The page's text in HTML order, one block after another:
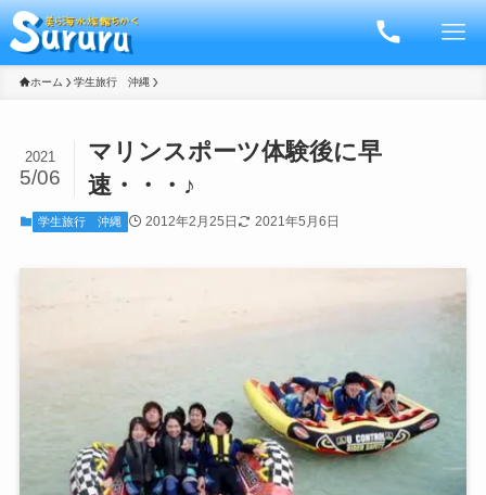
ホーム 学生旅行 沖縄
マリンスポーツ体験後に早
速・・・♪
2021
5/06
学生旅行 沖縄 2012年2月25日 2021年5月6日